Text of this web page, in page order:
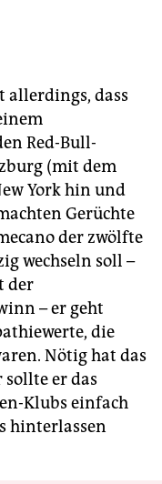
dass
Red-Bull-
(mit dem
York hin und
Gerüchte
der zwölfte
wechseln soll –
der
– er geht
die
Nötig hat das
sollte er das
Klubs einfach
hinterlassen